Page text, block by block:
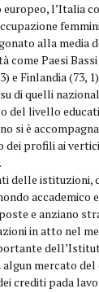
l’Italia
alla media
come Paesi
e Finlandia (73,
di quelli
del livello
si è
dei profili ai
delle istituzioni,
accademico
e anziano
in atto nel
mercato del
crediti pada